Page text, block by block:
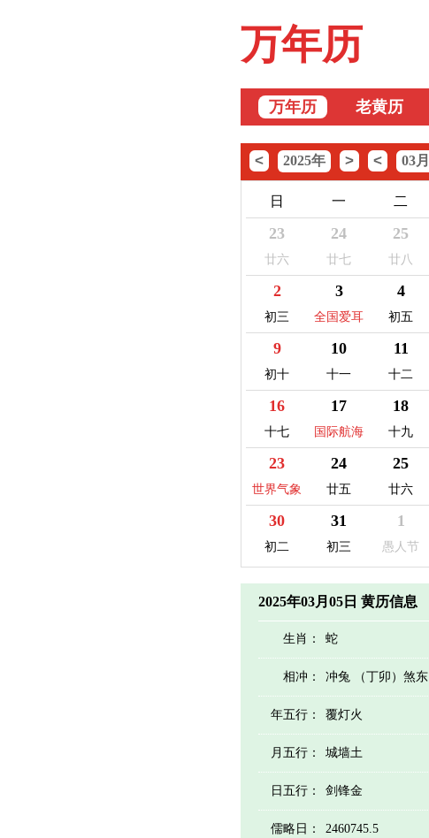
万年历
万年历 老黄历
< 2025年 > < 03月
日 一 二
23
廿六
24
廿七
25
廿八
2
初三
3
全国爱耳
日
4
初五
9
初十
10
十一
11
十二
16
十七
17
国际航海
日
18
十九
23
世界气象
日
24
廿五
25
廿六
30
初二
31
初三
1
愚人节
2025年03月05日 黄历信息
生肖： 蛇
相冲： 冲兔 （丁卯）煞东
年五行： 覆灯火
月五行： 城墙土
日五行： 剑锋金
儒略日： 2460745.5